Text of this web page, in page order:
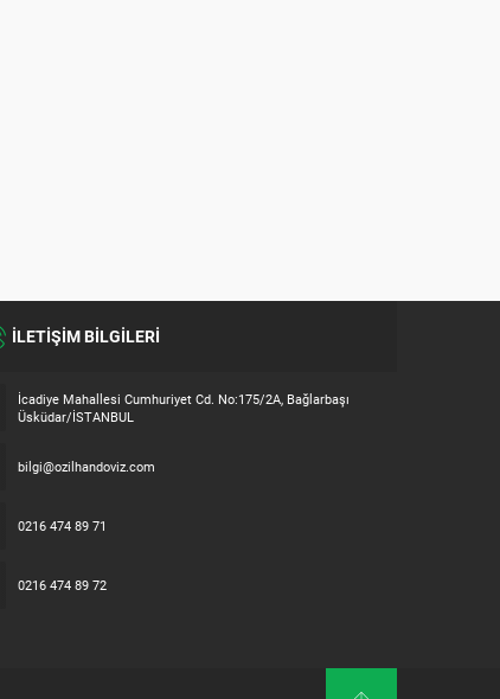
İLETİŞİM BİLGİLERİ
İcadiye Mahallesi Cumhuriyet Cd. No:175/2A, Bağlarbaşı
Üsküdar/İSTANBUL
bilgi@ozilhandoviz.com
0216 474 89 71
0216 474 89 72